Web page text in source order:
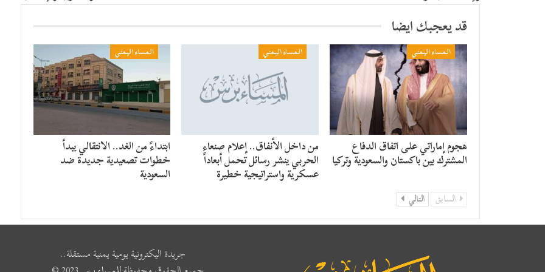
قد يعجبك ايضا
المساء اليمني
هجوم إماراتي على اتفاق الدفاع
المشترك بين باكستان والسعودية وتركيا
المساء اليمني
من داخل الأنفاق.. إعلام صنعاء
الحربي ينشر رسائل تحمل أبعاداً
عسكرية واستراتيجية خطيرة
المساء اليمني
​ابتداءً من الغد.. الانتقالي يبدأ
خطوات تصعيدية جديدة ضد
السعودية
السابق التالي
جريدة اليكترونية يومية يمنية مستقلة..